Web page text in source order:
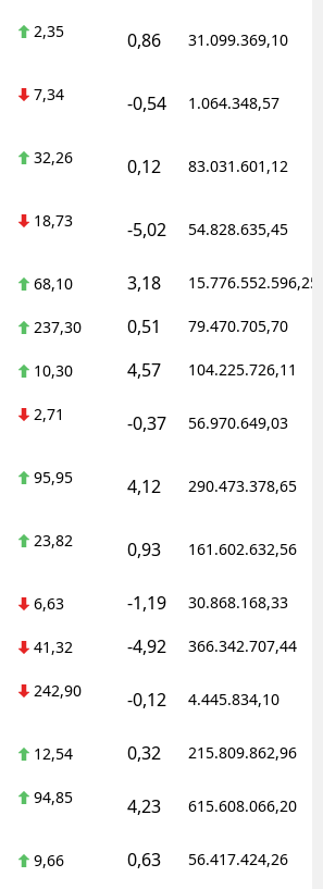
2,35 0,86 31.099.369,10
7,34 -0,54 1.064.348,57
32,26 0,12 83.031.601,12
18,73 -5,02 54.828.635,45
68,10 3,18 15.776.552.596,25
237,30 0,51 79.470.705,70
10,30 4,57 104.225.726,11
2,71 -0,37 56.970.649,03
95,95 4,12 290.473.378,65
23,82 0,93 161.602.632,56
6,63 -1,19 30.868.168,33
41,32 -4,92 366.342.707,44
242,90 -0,12 4.445.834,10
12,54 0,32 215.809.862,96
94,85 4,23 615.608.066,20
9,66 0,63 56.417.424,26